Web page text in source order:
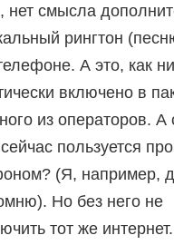
смысла
рингтон
А это, как ни
включено в
из операторов. А
пользуется
(Я, например,
Но без него не
тот же